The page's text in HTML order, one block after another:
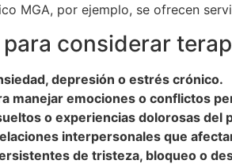
MGA, por ejemplo, se ofrecen
considerar
depresión o estrés crónico.
manejar emociones o conflictos
o experiencias dolorosas del
interpersonales que
de tristeza, bloqueo o